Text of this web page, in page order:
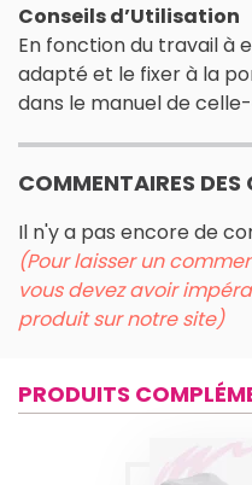
Conseils d’Utilisation
En fonction du travail à
adapté et le fixer à la
dans le manuel de
COMMENTAIRES DES
Il n'y a pas encore de
(Pour laisser un
vous devez avoir
produit sur notre site)
PRODUITS